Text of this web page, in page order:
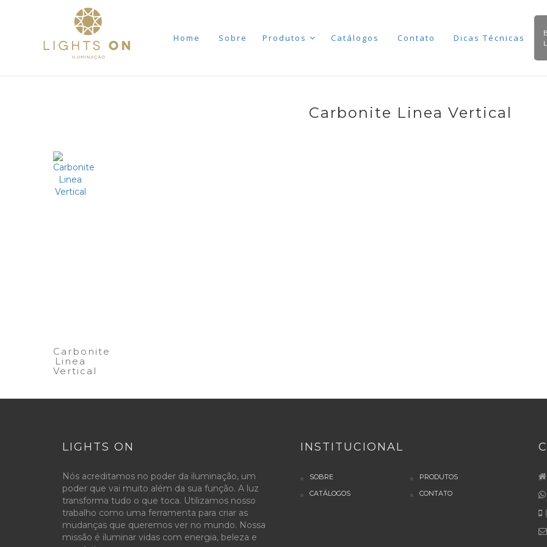
Home Sobre Produtos Catálogos Contato Dicas Técnicas
Carbonite Linea Vertical
Carbonite
Linea
Vertical
LIGHTS ON
Nós acreditamos no poder da iluminação, um
poder que vai muito além da sua função. A luz
transforma tudo o que toca. Utilizamos nosso
trabalho como uma ferramenta para criar as
mudanças que queremos ver no mundo. Nossa
missão é iluminar vidas com energia, beleza e
INSTITUCIONAL
SOBRE
PRODUTOS
CATÁLOGOS
CONTATO